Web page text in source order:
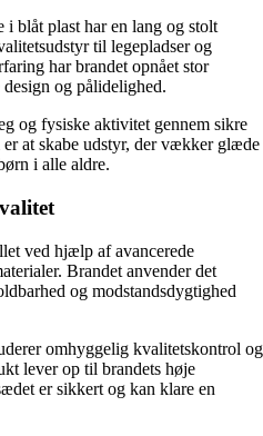
i blåt plast har en lang og stolt
til legepladser og
har brandet opnået stor
og pålidelighed.
og fysiske aktivitet gennem sikre
at skabe udstyr, der vækker glæde
i alle aldre.
ved hjælp af avancerede
Brandet anvender det
og modstandsdygtighed
omhyggelig kvalitetskontrol og
lever op til brandets høje
er sikkert og kan klare en